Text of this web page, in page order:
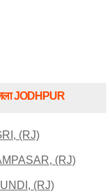
JODHPUR
(RJ)
(RJ)
(RJ)